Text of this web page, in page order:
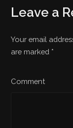
Leave a
Your email
are marked *
Comment